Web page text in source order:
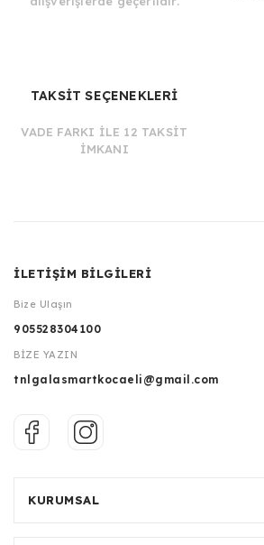
TAKSİT SEÇENEKLERİ
VADE FARKI İLE 12 TAKSİT
İMKANI
İLETİŞİM BİLGİLERİ
Bize Ulaşın
905528304100
BİZE YAZIN
tnlgalasmartkocaeli@gmail.com
KURUMSAL